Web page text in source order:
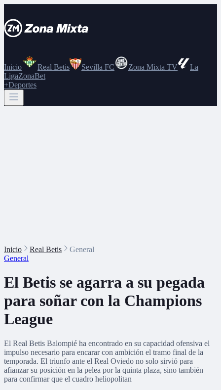
Inicio Real Betis Sevilla FC Zona Mixta TV
La
LigaZonaBet
+Deportes
Inicio Real Betis
General
General
El Betis se agarra a su pegada
para soñar con la Champions
League
El Real Betis Balompié ha encontrado en su capacidad ofensiva el
impulso necesario para encarar con ambición el tramo final de la
temporada. El triunfo ante el Real Oviedo no solo sirvió para
afianzar su posición en la pelea por la quinta plaza, sino también
para confirmar que el cuadro heliopolitan